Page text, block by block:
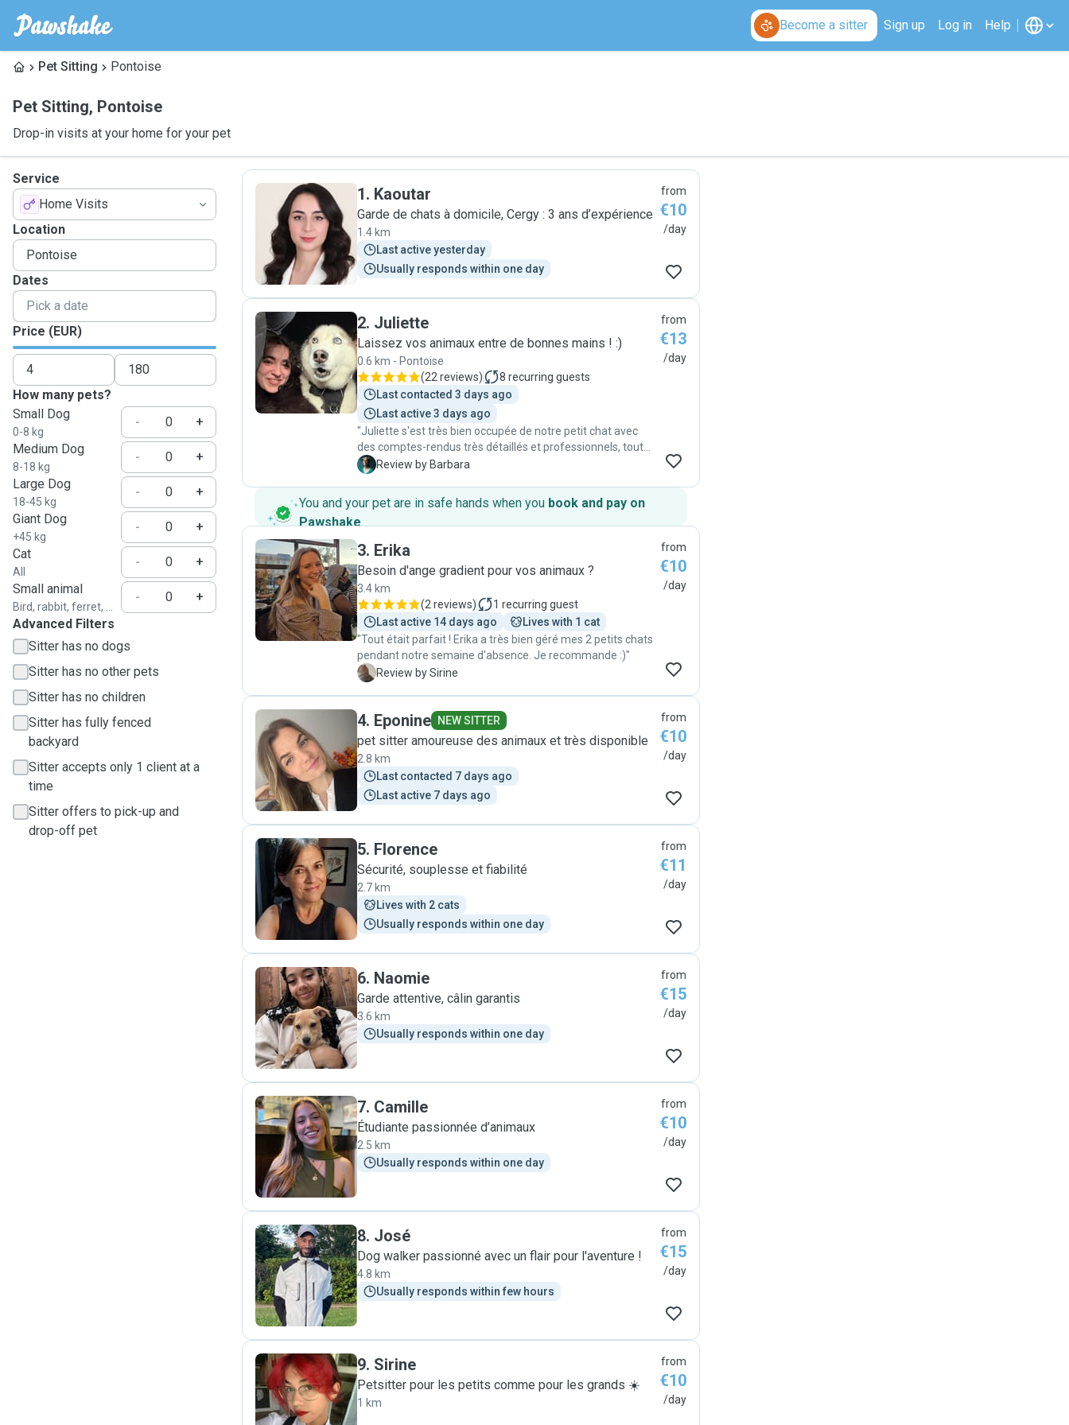
Become a sitter Sign up Log in Help
Pet Sitting Pontoise
Pet Sitting, Pontoise
Drop-in visits at your home for your pet
Service
Home Visits
Location
Dates
Price (EUR)
How many pets?
Small Dog
0-8 kg
-
+
Medium Dog
8-18 kg
-
+
Large Dog
18-45 kg
-
+
Giant Dog
+45 kg
-
+
Cat
All
-
+
Small animal
Bird, rabbit, ferret, ...
-
+
Advanced Filters
Sitter has no dogs
Sitter has no other pets
Sitter has no children
Sitter has fully fenced
backyard
Sitter accepts only 1 client at a
time
Sitter offers to pick-up and
drop-off pet
K
1. Kaoutar
Garde de chats à domicile, Cergy : 3 ans d’expérience
1.4 km
Last active yesterday
Usually responds within one day
from
€10
/day
J
2. Juliette
Laissez vos animaux entre de bonnes mains ! :)
0.6 km - Pontoise
(22 reviews) 8 recurring guests
Last contacted 3 days ago
Last active 3 days ago
"Juliette s'est très bien occupée de notre petit chat avec
des comptes-rendus très détaillés et professionnels, tout
s'est très bien passé !"
B Review by Barbara
from
€13
/day
You and your pet are in safe hands when you book and pay on
Pawshake.
E
3. Erika
Besoin d'ange gradient pour vos animaux ?
3.4 km
(2 reviews) 1 recurring guest
Last active 14 days ago
Lives with 1 cat
"Tout était parfait ! Erika a très bien géré mes 2 petits chats
pendant notre semaine d'absence. Je recommande :)"
S Review by Sirine
from
€10
/day
E
4. Eponine NEW SITTER
pet sitter amoureuse des animaux et très disponible
2.8 km
Last contacted 7 days ago
Last active 7 days ago
from
€10
/day
F
5. Florence
Sécurité, souplesse et fiabilité
2.7 km
Lives with 2 cats
Usually responds within one day
from
€11
/day
N
6. Naomie
Garde attentive, câlin garantis
3.6 km
Usually responds within one day
from
€15
/day
C
7. Camille
Étudiante passionnée d’animaux
2.5 km
Usually responds within one day
from
€10
/day
J
8. José
Dog walker passionné avec un flair pour l'aventure !
4.8 km
Usually responds within few hours
from
€15
/day
S
9. Sirine
Petsitter pour les petits comme pour les grands ☀️
1 km
from
€10
/day